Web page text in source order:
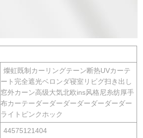
燦虹既制カーリングテーン断热UVカーテ
ート完全遮光ベロンダ寝室リビグ扫き出し
窓外カーン高级大気北欧ins风格尼糸纺厚手
布カーテーダーダーダーダーダーダーダー
ライトピンクホック
44575121404